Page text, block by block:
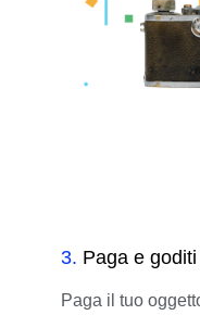
3. Paga e
Paga il tuo